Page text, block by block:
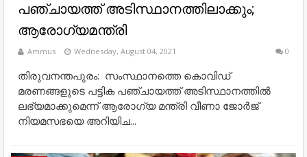
പഞ്ചായത്ത് അടിസ്ഥാനത്തിലാക്കും;
ആരോഗ്യമന്ത്രി
Ammus Wednesday, August 04, 2021 0
തിരുവനന്തപുരം: സംസ്ഥാനത്തെ കൊവിഡ്
മരണങ്ങളുടെ പട്ടിക പഞ്ചായത്ത് അടിസ്ഥാനത്തില്‍
ലഭ്യമാക്കുമെന്ന് ആരോഗ്യ മന്ത്രി വീണാ ജോര്‍ജ്
നിയമസഭയെ അറിയിച...